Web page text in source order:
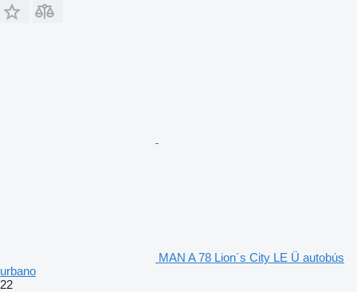
MAN A 78 Lion´s City LE Ü autobús
urbano
22